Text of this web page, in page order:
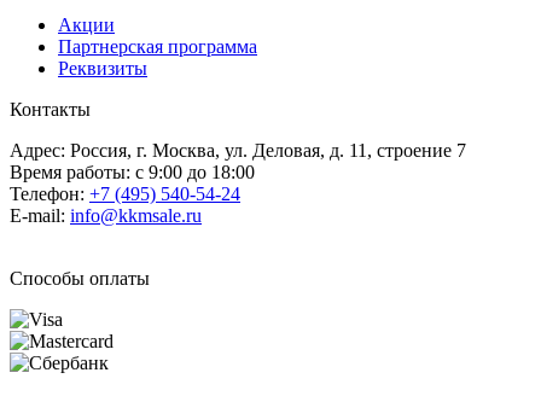
Акции
Партнерская программа
Реквизиты
Контакты
Адрес: Россия, г. Москва, ул. Деловая, д. 11, строение 7
Время работы: с 9:00 до 18:00
Телефон: +7 (495) 540-54-24
E-mail: info@kkmsale.ru
Способы оплаты